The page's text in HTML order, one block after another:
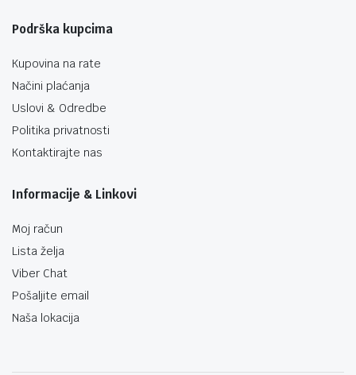
Podrška kupcima
Kupovina na rate
Načini plaćanja
Uslovi & Odredbe
Politika privatnosti
Kontaktirajte nas
Informacije & Linkovi
Moj račun
Lista želja
Viber Chat
Pošaljite email
Naša lokacija